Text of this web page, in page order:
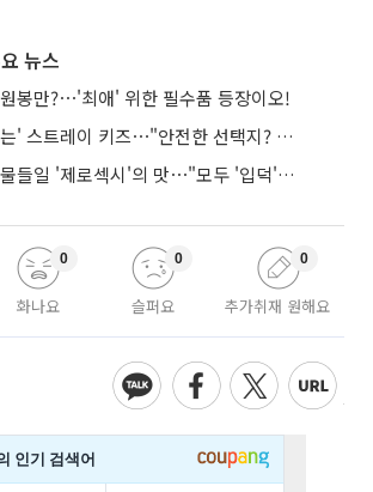
뉴스
봉만?⋯'최애' 위한 필수품 등장이오!
이것저것 '다 되는' 스트레이 키즈⋯"안전한 선택지? 도전이 재밌죠"
나우즈, 올여름 물들일 '제로섹시'의 맛⋯"모두 '입덕'시킬 것"
화나요
0
슬퍼요
0
추가취재 원해요
0